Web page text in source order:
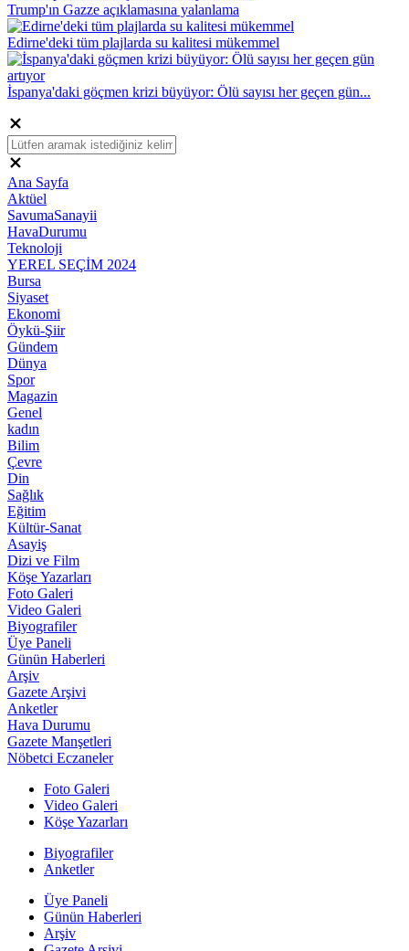
Trump'ın Gazze açıklamasına yalanlama
Edirne'deki tüm plajlarda su kalitesi mükemmel
İspanya'daki göçmen krizi büyüyor: Ölü sayısı her geçen gün...
Ana Sayfa
Aktüel
SavumaSanayii
HavaDurumu
Teknoloji
YEREL SEÇİM 2024
Bursa
Siyaset
Ekonomi
Öykü-Şiir
Gündem
Dünya
Spor
Magazin
Genel
kadın
Bilim
Çevre
Din
Sağlık
Eğitim
Kültür-Sanat
Asayiş
Dizi ve Film
Köşe Yazarları
Foto Galeri
Video Galeri
Biyografiler
Üye Paneli
Günün Haberleri
Arşiv
Gazete Arşivi
Anketler
Hava Durumu
Gazete Manşetleri
Nöbetci Eczaneler
Foto Galeri
Video Galeri
Köşe Yazarları
Biyografiler
Anketler
Üye Paneli
Günün Haberleri
Arşiv